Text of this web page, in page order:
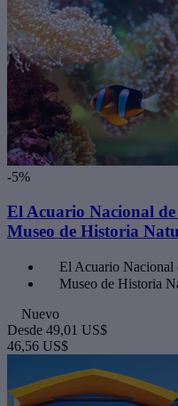
-5%
El Acuario Nacional
Museo de Historia
El Acuario Nacional
Museo de Historia
Nuevo
Desde 49,01 US$
46,56 US$